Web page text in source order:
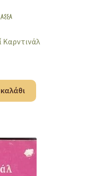
Καρντινάλ